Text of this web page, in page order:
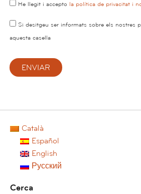
He llegit i accepto la política de privacitat i
Si desitgeu ser informats sobre els nostres
aquesta casella
Català
Español
English
Русский
Cerca